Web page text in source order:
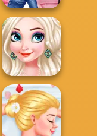
Pregnant
Princesses Nails
Deco...
Princesses
Relaxing
Weekend